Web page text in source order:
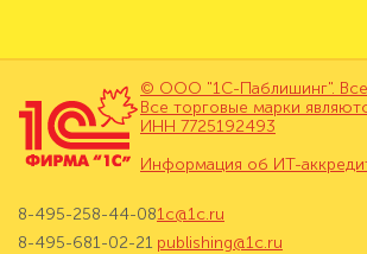
© ООО "1С-Паблишинг". Все
Все торговые марки
ИНН 7725192493
Информация об ИТ-
8-495-258-44-08
8-495-681-02-21
1c@1c.ru
publishing@1c.ru